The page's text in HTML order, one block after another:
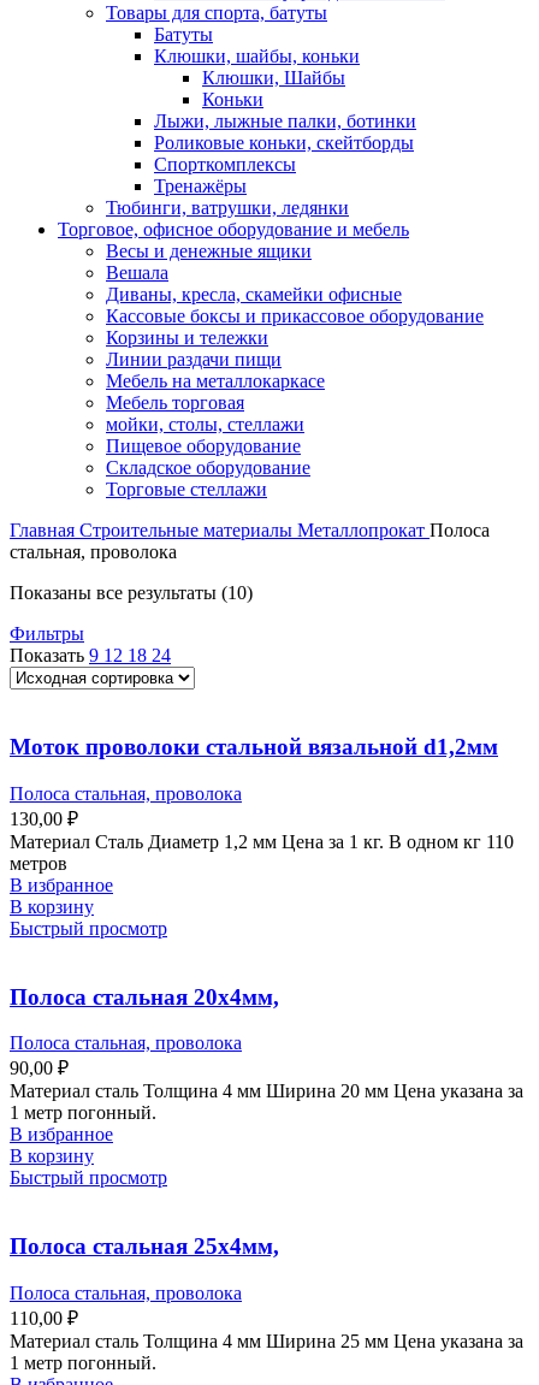
Товары для спорта, батуты
Батуты
Клюшки, шайбы, коньки
Клюшки, Шайбы
Коньки
Лыжи, лыжные палки, ботинки
Роликовые коньки, скейтборды
Спорткомплексы
Тренажёры
Тюбинги, ватрушки, ледянки
Торговое, офисное оборудование и мебель
Весы и денежные ящики
Вешала
Диваны, кресла, скамейки офисные
Кассовые боксы и прикассовое оборудование
Корзины и тележки
Линии раздачи пищи
Мебель на металлокаркасе
Мебель торговая
мойки, столы, стеллажи
Пищевое оборудование
Складское оборудование
Торговые стеллажи
Главная Строительные материалы Металлопрокат Полоса
стальная, проволока
Показаны все результаты (10)
Фильтры
Показать 9 12 18 24
Моток проволоки стальной вязальной d1,2мм
Полоса стальная, проволока
130,00 ₽
Материал Сталь Диаметр 1,2 мм Цена за 1 кг. В одном кг 110
метров
В избранное
В корзину
Быстрый просмотр
Полоса стальная 20х4мм,
Полоса стальная, проволока
90,00 ₽
Материал сталь Толщина 4 мм Ширина 20 мм Цена указана за
1 метр погонный.
В избранное
В корзину
Быстрый просмотр
Полоса стальная 25х4мм,
Полоса стальная, проволока
110,00 ₽
Материал сталь Толщина 4 мм Ширина 25 мм Цена указана за
1 метр погонный.